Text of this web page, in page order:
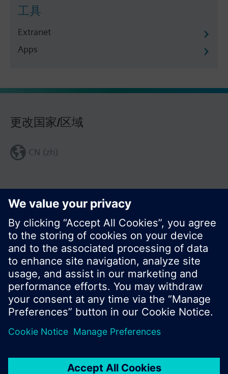
工具
Extranet
Apps
更改国家/区域
CN (zh)